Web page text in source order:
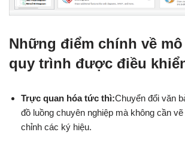
Những điểm chính về
quy trình được điều
Trực quan hóa tức thì:Chuyển đổi văn
đồ luồng chuyên nghiệp mà không cần
chỉnh các ký hiệu.